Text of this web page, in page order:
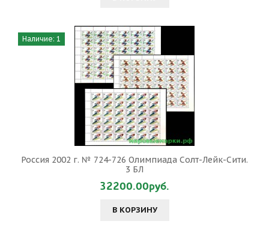
Наличие: 1
Россия 2002 г. № 724-726 Олимпиада Солт-Лейк-Сити.
3 БЛ
32200.00руб.
В КОРЗИНУ